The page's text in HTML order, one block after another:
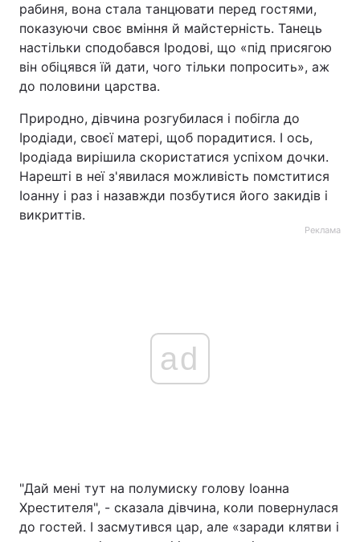
рабиня, вона стала танцювати перед гостями,
показуючи своє вміння й майстерність. Танець
настільки сподобався Іродові, що «під присягою
він обіцявся їй дати, чого тільки попросить», аж
до половини царства.
Природно, дівчина розгубилася і побігла до
Іродіади, своєї матері, щоб порадитися. І ось,
Іродіада вирішила скористатися успіхом дочки.
Нарешті в неї з'явилася можливість помститися
Іоанну і раз і назавжди позбутися його закидів і
викриттів.
Реклама
ad
"Дай мені тут на полумиску голову Іоанна
Хрестителя", - сказала дівчина, коли повернулася
до гостей. І засмутився цар, але «заради клятви і